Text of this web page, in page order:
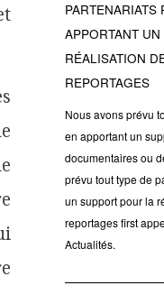
PARTENARIATS
APPORTANT
RÉALISATION
REPORTAGES
Nous avons prévu
en apportant un
documentaires ou
prévu tout type de
un support pour la
reportages first
Actualités.